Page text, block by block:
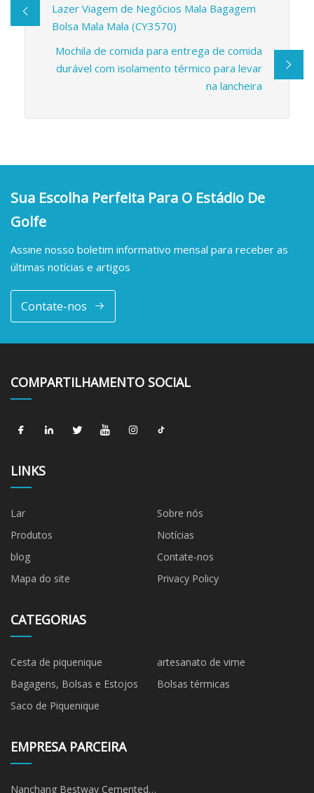
Lazer Viagem de Negócios Mala Bagagem
Bolsa Mala Mala (CY3570)
Mochila de comida para entrega de comida
durável com isolamento térmico para levar
na lancheira
Sua Escolha Perfeita Para O Estádio De
Golfe
Assine nosso boletim informativo mensal para receber as
últimas notícias e artigos
Contate-nos
COMPARTILHAMENTO SOCIAL
LINKS
Lar
Sobre nós
Produtos
Notícias
blog
Contate-nos
Mapa do site
Privacy Policy
CATEGORIAS
Cesta de piquenique
artesanato de vime
Bagagens, Bolsas e Estojos
Bolsas térmicas
Saco de Piquenique
EMPRESA PARCEIRA
Nanchang Bestway Cemented